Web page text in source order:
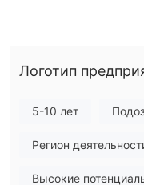
торговли и снижает
компанией.
этой компании
Логотип
5-10 лет
Регион
Высокие